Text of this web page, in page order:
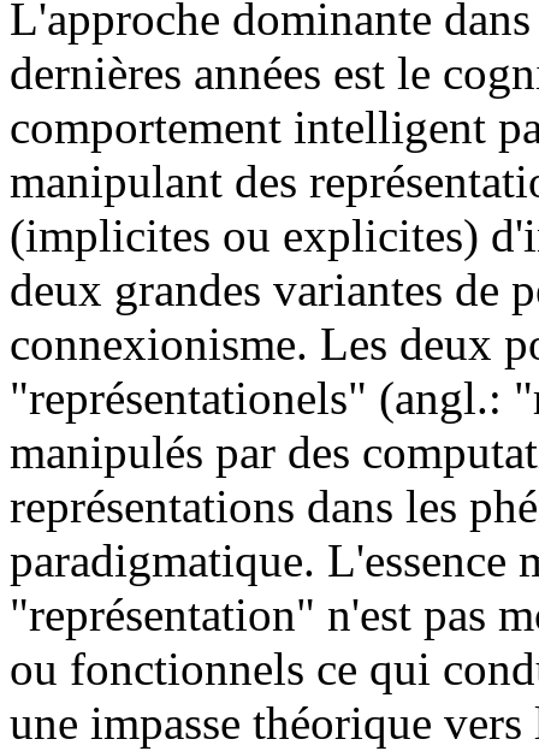
L'approche dominante
dernières années est le
comportement intelligent
manipulant des
(implicites ou explicites)
deux grandes variantes de
connexionisme. Les deux
"représentationels" (angl.:
manipulés par des
représentations dans les
paradigmatique. L'essence
"représentation" n'est pas
ou fonctionnels ce qui
une impasse théorique